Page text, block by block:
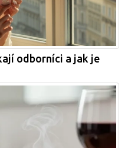
odborníci a jak je